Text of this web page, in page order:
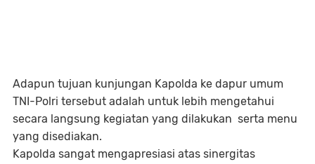
Adapun tujuan kunjungan Kapolda ke dapur umum
TNI-Polri tersebut adalah untuk lebih mengetahui
secara langsung kegiatan yang dilakukan serta menu
yang disediakan.
Kapolda sangat mengapresiasi atas sinergitas